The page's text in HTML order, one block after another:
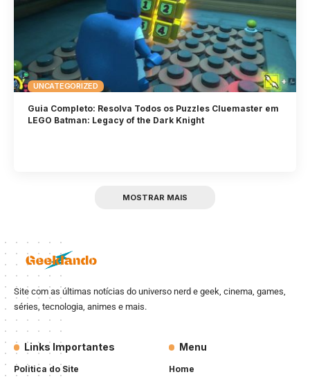
UNCATEGORIZED
Guia Completo: Resolva Todos os Puzzles Cluemaster em
LEGO Batman: Legacy of the Dark Knight
MOSTRAR MAIS
Site com as últimas notícias do universo nerd e geek, cinema, games,
séries, tecnologia, animes e mais.
Links Importantes
Politica do Site
Menu
Home